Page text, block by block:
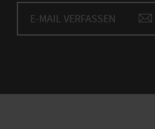
E-MAIL VERFASSEN